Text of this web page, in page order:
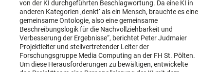
von der KI durchgeführten Beschlagwortung. Da eine KI in
anderen Kategorien ‚denkt‘ als ein Mensch, brauchte es eine
gemeinsame Ontologie, also eine gemeinsame
Beschreibungslogik für die Nachvollziehbarkeit und
Verbesserung der Ergebnisse“, berichtet Peter Judmaier
Projektleiter und stellvertretender Leiter der
Forschungsgruppe Media Computing an der FH St. Pölten.
Um diese Herausforderungen zu bewältigen, entwickelte